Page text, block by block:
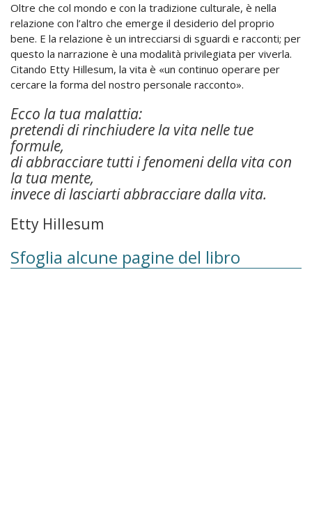
Oltre che col mondo e con la tradizione culturale, è nella
relazione con l’altro che emerge il desiderio del proprio
bene. E la relazione è un intrecciarsi di sguardi e racconti; per
questo la narrazione è una modalità privilegiata per viverla.
Citando Etty Hillesum, la vita è «un continuo operare per
cercare la forma del nostro personale racconto».
Ecco la tua malattia:
pretendi di rinchiudere la vita nelle tue
formule,
di abbracciare tutti i fenomeni della vita con
la tua mente,
invece di lasciarti abbracciare dalla vita.
Etty Hillesum
Sfoglia alcune pagine del libro